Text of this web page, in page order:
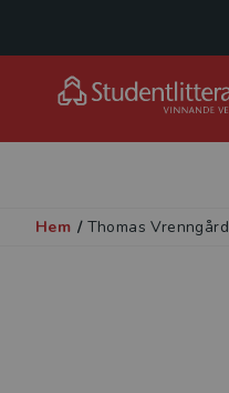
Hem / Thomas Vrenngård